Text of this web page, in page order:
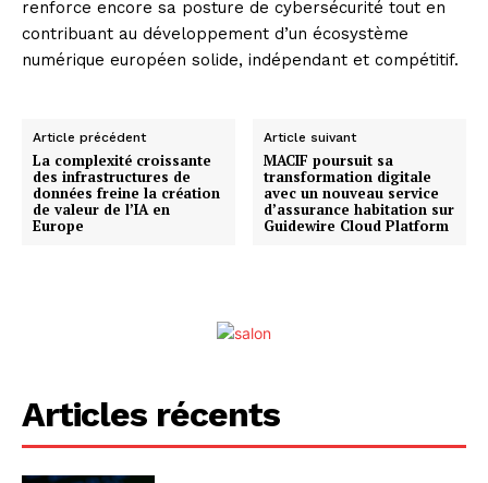
renforce encore sa posture de cybersécurité tout en
contribuant au développement d’un écosystème
numérique européen solide, indépendant et compétitif.
Article précédent
La complexité croissante
des infrastructures de
données freine la création
de valeur de l’IA en
Europe
Article suivant
MACIF poursuit sa
transformation digitale
avec un nouveau service
d’assurance habitation sur
Guidewire Cloud Platform
Articles récents